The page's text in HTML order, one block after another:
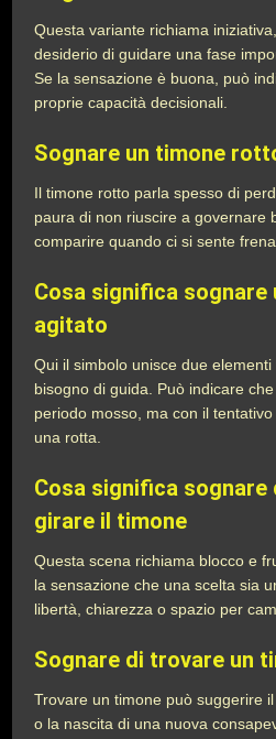
Questa variante richiama
desiderio di guidare una fase
Se la sensazione è buona, può
proprie capacità decisionali.
Sognare un timone
Il timone rotto parla spesso di
paura di non riuscire a governare
comparire quando ci si sente
Cosa significa sognare
agitato
Qui il simbolo unisce due
bisogno di guida. Può indicare
periodo mosso, ma con il
una rotta.
Cosa significa sognare
girare il timone
Questa scena richiama blocco e
la sensazione che una scelta sia
libertà, chiarezza o spazio per
Sognare di trovare un
Trovare un timone può suggerire
o la nascita di una nuova